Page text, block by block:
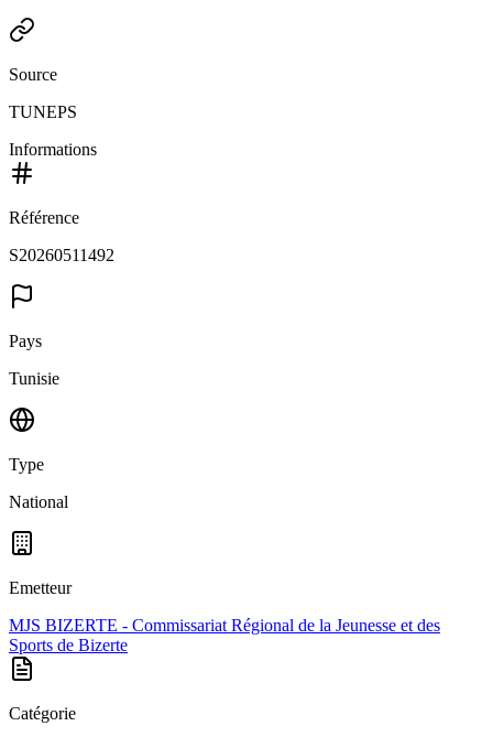
Source
TUNEPS
Informations
Référence
S20260511492
Pays
Tunisie
Type
National
Emetteur
MJS BIZERTE - Commissariat Régional de la Jeunesse et des
Sports de Bizerte
Catégorie